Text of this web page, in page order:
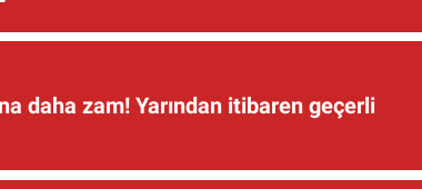
daha zam! Yarından itibaren geçerli